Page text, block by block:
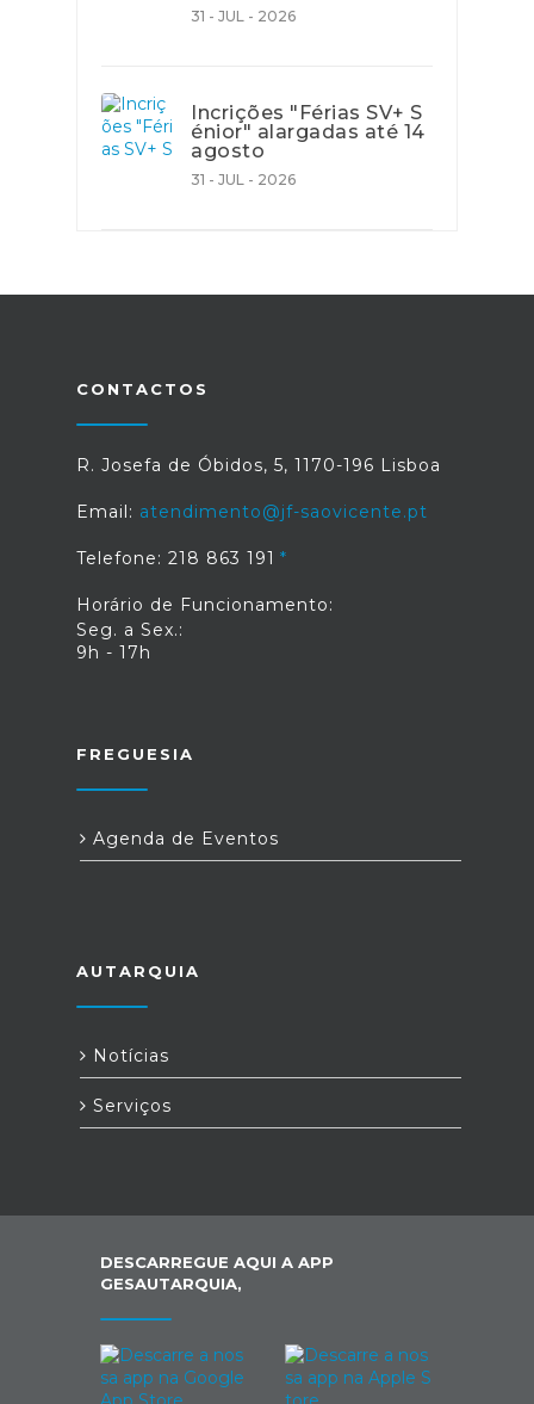
31 - JUL - 2026
Incrições "Férias SV+ S
énior" alargadas até 14
agosto
31 - JUL - 2026
CONTACTOS
R. Josefa de Óbidos, 5, 1170-196 Lisboa
Email: atendimento@jf-saovicente.pt
Telefone: 218 863 191
Horário de Funcionamento:
Seg. a Sex.:
9h - 17h
FREGUESIA
Agenda de Eventos
AUTARQUIA
Notícias
Serviços
DESCARREGUE AQUI A APP
GESAUTARQUIA,